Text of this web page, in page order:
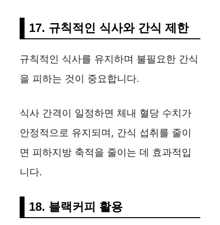
17. 규칙적인 식사와 간식 제한
규칙적인 식사를 유지하며 불필요한 간식
을 피하는 것이 중요합니다.
식사 간격이 일정하면 체내 혈당 수치가
안정적으로 유지되며, 간식 섭취를 줄이
면 피하지방 축적을 줄이는 데 효과적입
니다.
18. 블랙커피 활용